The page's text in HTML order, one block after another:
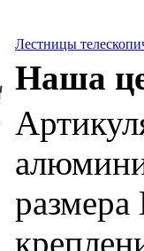
Лестницы
Наша